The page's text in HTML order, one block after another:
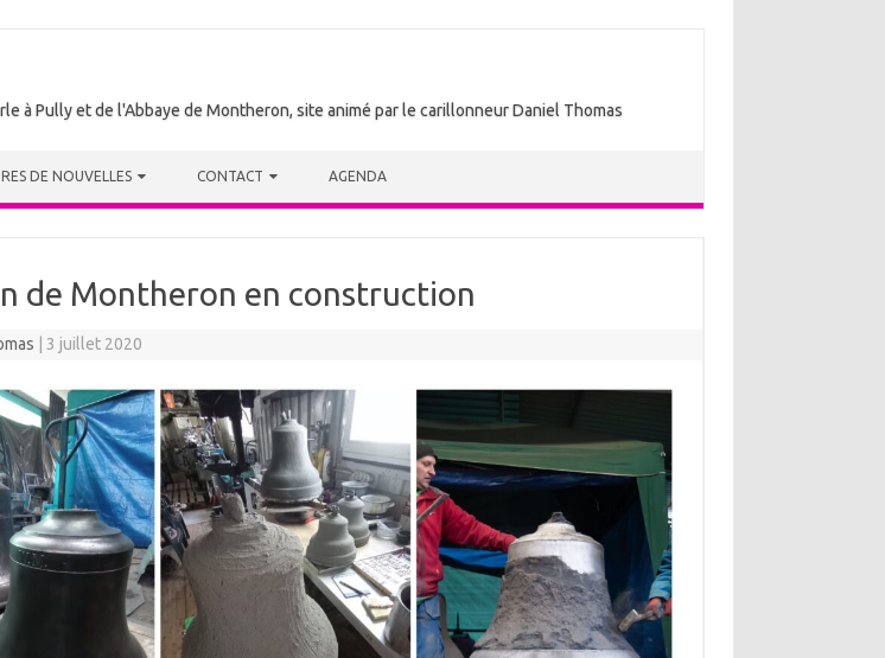
à Pully et de l'Abbaye de Montheron, site animé par le carillonneur Daniel Thomas
DE NOUVELLES CONTACT AGENDA
de Montheron en construction
3 juillet 2020